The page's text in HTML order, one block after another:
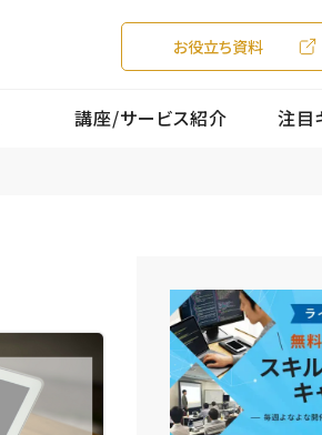
お役立ち資料
講座/サービス紹介 注目